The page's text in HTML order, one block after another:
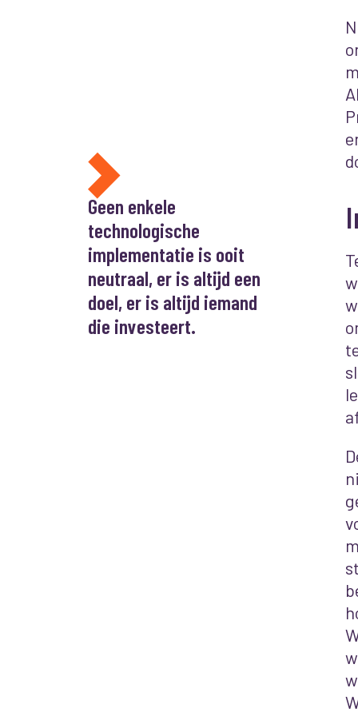
Geen enkele
technologische
implementatie is ooit
neutraal, er is altijd een
doel, er is altijd iemand
die investeert.